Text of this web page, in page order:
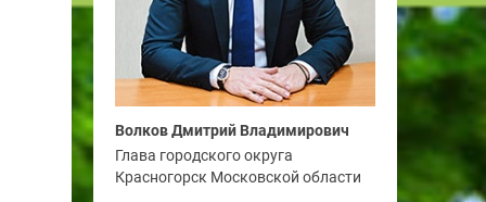
Волков Дмитрий Владимирович
Глава городского округа
Красногорск Московской области